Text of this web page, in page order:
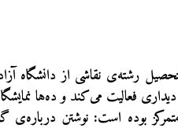
است و فارغ‌التحصیل رشته‌ی نقاشی از
می‌کند و ده‌ها نمایشگاه
بوده است: نوشتن درباره‌ی